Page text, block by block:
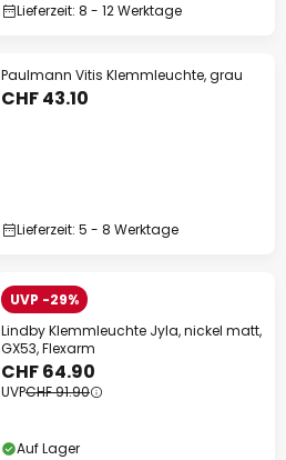
Lieferzeit: 8 - 12 Werktage
Paulmann Vitis Klemmleuchte, grau
CHF 43.10
Lieferzeit: 5 - 8 Werktage
UVP -29%
Lindby Klemmleuchte Jyla, nickel matt,
GX53, Flexarm
CHF 64.90
UVPCHF 91.90
Auf Lager